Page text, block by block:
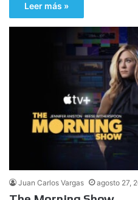
Leer más »
Juan Carlos Vargas agosto 27,